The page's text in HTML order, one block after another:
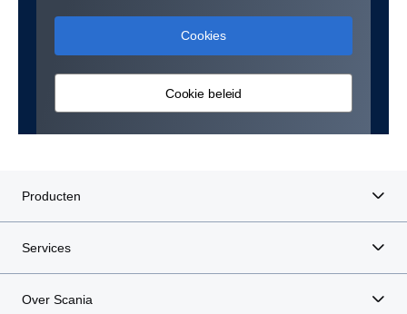
Cookies
Cookie beleid
Producten
Services
Over Scania